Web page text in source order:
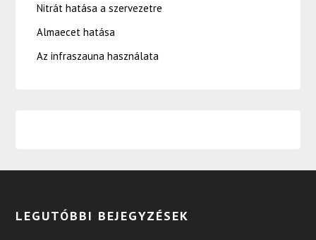
Nitrát hatása a szervezetre
Almaecet hatása
Az infraszauna használata
LEGUTÓBBI BEJEGYZÉSEK